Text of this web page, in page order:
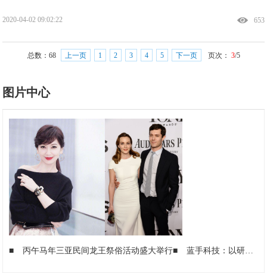
653
2020-04-02 09:02:22
总数： 68 上一页 1 2 3 4 5 下一页 页次： 3/5
图片中心
■ 丙午马年三亚民间龙王祭俗活动盛大举行■ 蓝手科技：以研发精度铸产品温度 打造生活级智能电子标杆